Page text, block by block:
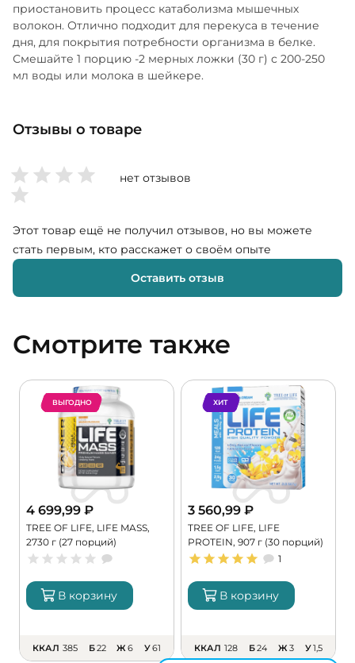
приостановить процесс катаболизма мышечных
волокон. Отлично подходит для перекуса в течение
дня, для покрытия потребности организма в белке.
Смешайте 1 порцию -2 мерных ложки (30 г) с 200-250
мл воды или молока в шейкере.
Отзывы о товаре
нет отзывов
Этот товар ещё не получил отзывов, но вы можете
стать первым, кто расскажет о своём опыте
Оставить отзыв
Смотрите также
ВЫГОДНО
4 699,99 ₽
TREE OF LIFE, LIFE MASS,
2730 г (27 порций)
В корзину
ККАЛ 385 Б22 Ж6 У61
ХИТ
3 560,99 ₽
TREE OF LIFE, LIFE
PROTEIN, 907 г (30 порций)
1
В корзину
ККАЛ 128 Б24 Ж3 У1,5